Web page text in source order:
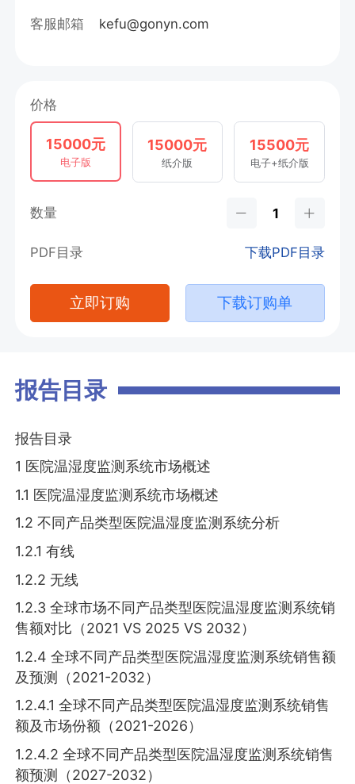
客服邮箱 kefu@gonyn.com
价格
15000元
电子版
15000元
纸介版
15500元
电子+纸介版
数量
PDF目录 下载PDF目录
立即订购 下载订购单
报告目录
报告目录
1 医院温湿度监测系统市场概述
1.1 医院温湿度监测系统市场概述
1.2 不同产品类型医院温湿度监测系统分析
1.2.1 有线
1.2.2 无线
1.2.3 全球市场不同产品类型医院温湿度监测系统销
售额对比（2021 VS 2025 VS 2032）
1.2.4 全球不同产品类型医院温湿度监测系统销售额
及预测（2021-2032）
1.2.4.1 全球不同产品类型医院温湿度监测系统销售
额及市场份额（2021-2026）
1.2.4.2 全球不同产品类型医院温湿度监测系统销售
额预测（2027-2032）